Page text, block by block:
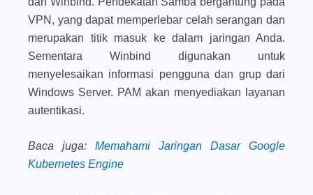
VPN, yang dapat memperlebar celah serangan dan
merupakan titik masuk ke dalam jaringan Anda.
Sementara Winbind digunakan untuk
menyelesaikan informasi pengguna dan grup dari
Windows Server. PAM akan menyediakan layanan
autentikasi.
Baca juga:
Memahami Jaringan Dasar Google
Kubernetes Engine